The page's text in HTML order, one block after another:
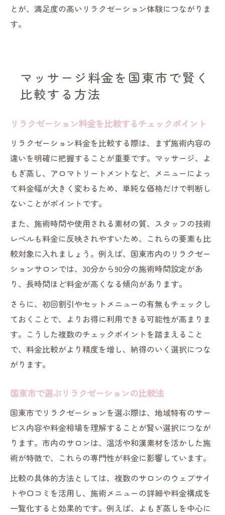
とが、満足度の高いリラクゼーション体験につながりま
す。
マッサージ料金を国東市で賢く
比較する方法
リラクゼーション料金を比較するチェックポイント
リラクゼーション料金を比較する際は、まず施術内容の
違いを明確に把握することが重要です。マッサージ、よ
もぎ蒸し、アロマトリートメントなど、メニューによっ
て料金幅が大きく変わるため、単純な価格だけで判断し
ないことがポイントです。
また、施術時間や使用される素材の質、スタッフの技術
レベルも料金に反映されやすいため、これらの要素も比
較対象に入れましょう。例えば、国東市内のリラクゼー
ションサロンでは、30分から90分の施術時間設定があ
り、長時間ほど料金が高くなる傾向があります。
さらに、初回割引やセットメニューの有無もチェックし
ておくことで、よりお得に利用できる可能性が高まりま
す。こうした複数のチェックポイントを踏まえること
で、料金比較がより精度を増し、納得のいく選択につな
がります。
国東市で選ぶリラクゼーションの比較法
国東市でリラクゼーションを選ぶ際は、地域特有のサー
ビス内容や料金相場を理解することが賢い選択につなが
ります。市内のサロンは、温活や和漢素材を活かした施
術が特徴で、これらの専門性が料金に影響しています。
比較の具体的方法としては、複数のサロンのウェブサイ
トや口コミを活用し、施術メニューの詳細や料金構成を
一覧化すると効果的です。例えば、よもぎ蒸しを中心に